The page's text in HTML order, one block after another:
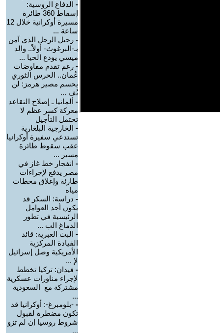
- الدفاع الروسية:
إسقاط 360 طائرة
مسيرة أوكرانية خلال 12
ساعة ...
- رحيل الرجل الذي آمن
بـ-البرغوث- أولاً.. والد
ميسي يودع الحيا ...
- رغم تقدم مفاوضات
عُمان.. الحرس الثوري
يحسم مصير هرمز: لن
يُف ...
- ألمانيا ـ إصلاح التقاعد
معركة كسر عظم لا
تحتمل التأجيل
- الخارجية البلغارية
تستدعي سفيرة أوكرانيا
عقب سقوط طائرة
مسير ...
- انفجار خط غاز في
مصر يدفع لإجراءات
طارئة وإغلاق محطات
مياه
- دراسة: السكر قد
يكون أحد العوامل
الرئيسية في تطور
الدماغ الب ...
- البث العبرية: قائد
القيادة المركزية
الأمريكية وصل إسرائيل
لإ ...
- فيدان: تركيا تخطط
لإجراء مناورات عسكرية
مشتركة مع السعودية
...
- -بلومبرغ-: أوكرانيا قد
تكون مضطرة لقبول
شروط روسيا إن لم تزو
...